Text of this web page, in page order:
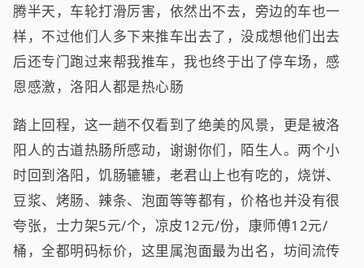
腾半天，车轮打滑厉害，依然出不去，旁边的车也一
样，不过他们人多下来推车出去了，没成想他们出去
后还专门跑过来帮我推车，我也终于出了停车场，感
恩感激，洛阳人都是热心肠
踏上回程，这一趟不仅看到了绝美的风景，更是被洛
阳人的古道热肠所感动，谢谢你们，陌生人。两个小
时回到洛阳，饥肠辘辘，老君山上也有吃的，烧饼、
豆浆、烤肠、辣条、泡面等等都有，价格也并没有很
夸张，士力架5元/个，凉皮12元/份，康师傅12元/
桶，全都明码标价，这里属泡面最为出名，坊间流传